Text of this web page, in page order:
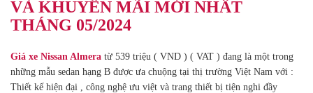
VÀ KHUYẾN MÃI MỚI NHẤT
THÁNG 05/2024
Giá xe Nissan Almera từ 539 triệu ( VND ) ( VAT ) đang là một trong
những mẫu sedan hạng B được ưa chuộng tại thị trường Việt Nam với :
Thiết kế hiện đại , công nghệ ưu việt và trang thiết bị tiện nghi đầy